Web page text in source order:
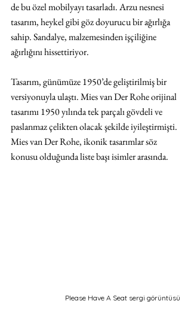
de bu özel mobilyayı tasarladı. Arzu nesnesi
tasarım, heykel gibi göz doyurucu bir ağırlığa
sahip. Sandalye, malzemesinden işçiliğine
ağırlığını hissettiriyor.
Tasarım, günümüze 1950’de geliştirilmiş bir
versiyonuyla ulaştı. Mies van Der Rohe orijinal
tasarımı 1950 yılında tek parçalı gövdeli ve
paslanmaz çelikten olacak şekilde iyileştirmişti.
Mies van Der Rohe, ikonik tasarımlar söz
konusu olduğunda liste başı isimler arasında.
Please Have A Seat sergi görüntüsü